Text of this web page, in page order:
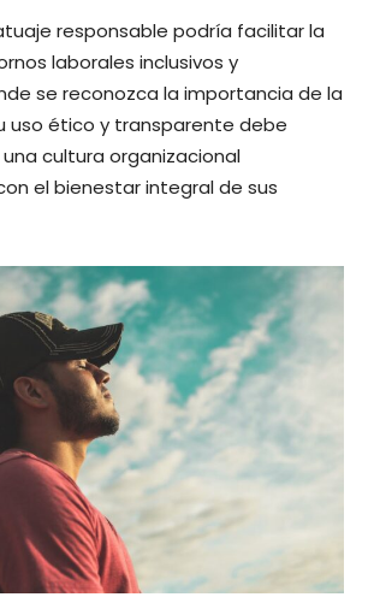
responsable podría facilitar la
laborales inclusivos y
se reconozca la importancia de la
uso ético y transparente debe
cultura organizacional
el bienestar integral de sus